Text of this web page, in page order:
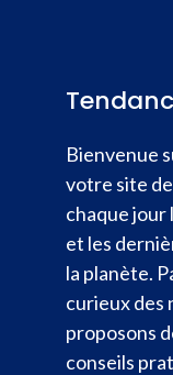
Bienvenue
votre site
chaque jour
et les
la planète.
curieux des
proposons
conseils